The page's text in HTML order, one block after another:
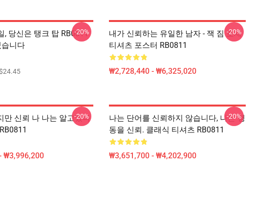
, 당신은 탱크 탑 RB0811
니다
-20%
내가 신뢰하는 유일한 남자 - 잭 짐 호세
티셔츠 포스터 RB0811
₩2,728,440 - ₩6,325,020
-20%
만 신뢰 나 나는 알고있다
₩3,996,200
-20%
나는 단어를 신뢰하지 않습니다, 나는 행
동을 신뢰. 클래식 티셔츠 RB0811
₩3,651,700 - ₩4,202,900
-20%